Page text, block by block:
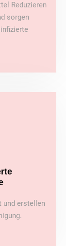
Reduzieren
sorgen
und erstellen